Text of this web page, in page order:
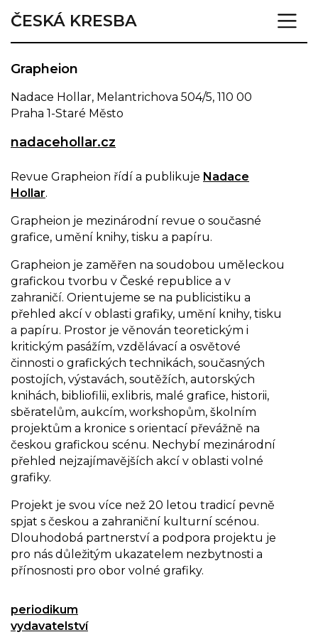
ČESKÁ KRESBA
Grapheion
Nadace Hollar, Melantrichova 504/5, 110 00
Praha 1-Staré Město
nadacehollar.cz
Revue Grapheion řídí a publikuje Nadace
Hollar.
Grapheion je mezinárodní revue o současné
grafice, umění knihy, tisku a papíru.
Grapheion je zaměřen na soudobou uměleckou
grafickou tvorbu v České republice a v
zahraničí. Orientujeme se na publicistiku a
přehled akcí v oblasti grafiky, umění knihy, tisku
a papíru. Prostor je věnován teoretickým i
kritickým pasážím, vzdělávací a osvětové
činnosti o grafických technikách, současných
postojích, výstavách, soutěžích, autorských
knihách, bibliofilii, exlibris, malé grafice, historii,
sběratelům, aukcím, workshopům, školním
projektům a kronice s orientací převážně na
českou grafickou scénu. Nechybí mezinárodní
přehled nejzajímavějších akcí v oblasti volné
grafiky.
Projekt je svou více než 20 letou tradicí pevně
spjat s českou a zahraniční kulturní scénou.
Dlouhodobá partnerství a podpora projektu je
pro nás důležitým ukazatelem nezbytnosti a
přínosnosti pro obor volné grafiky.
periodikum
vydavatelství